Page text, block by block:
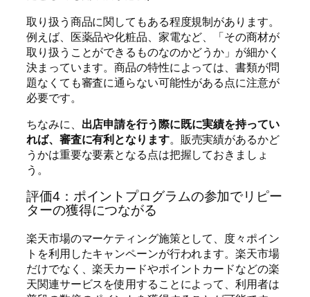
取り扱う商品に関してもある程度規制があります。
例えば、医薬品や化粧品、家電など、「その商材が
取り扱うことができるものなのかどうか」が細かく
決まっています。商品の特性によっては、書類が問
題なくても審査に通らない可能性がある点に注意が
必要です。
ちなみに、 出店申請を行う際に既に実績を持ってい
れば、審査に有利となります。 販売実績があるかど
うかは重要な要素となる点は把握しておきましょ
う。
評価4：ポイントプログラムの参加でリピー
ターの獲得につながる
楽天市場のマーケティング施策として、度々ポイン
トを利用したキャンペーンが行われます。楽天市場
だけでなく、楽天カードやポイントカードなどの楽
天関連サービスを使用することによって、利用者は